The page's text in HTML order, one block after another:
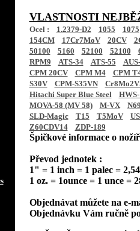
VLASTNOSTI
Ocel : 1.2379-D2 1055 1075
154CM
17Cr7MoV 20CV
50100
5160 52100 52100
RPM9
ATS-34 ATS-55
CPM 20CV
CPM M4 CPM
S30V
CPM-S35VN
Hitachi Super Blue Steel
MOVA-58 (MV 58)
M-VX
SLD-Magic
T15 T5MoV
Z60CDV14
ZDP-189
Špičkové informace o
Převod jednotek :
1" = 1 inch = 1 palec =
1 oz. = 1ounce = 1 unce =
Objednávat můžete na e-
Objednávku Vám ručně